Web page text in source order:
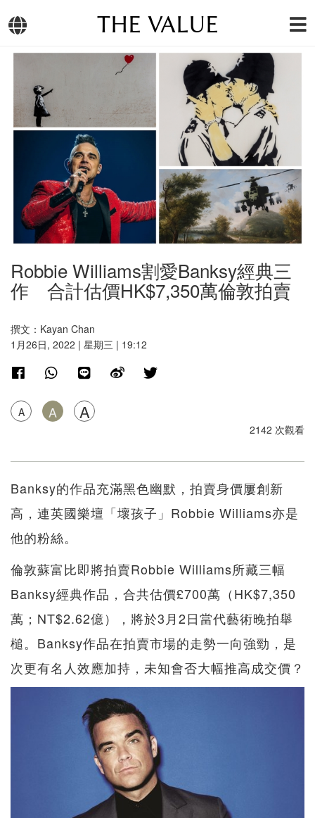
THE VALUE
Robbie Williams割愛Banksy經典三
作 合計估價HK$7,350萬倫敦拍賣
撰文：Kayan Chan
1月26日, 2022 | 星期三 | 19:12
A A A
2142 次觀看
Banksy的作品充滿黑色幽默，拍賣身價屢創新
高，連英國樂壇「壞孩子」Robbie Williams亦是
他的粉絲。
倫敦蘇富比即將拍賣Robbie Williams所藏三幅
Banksy經典作品，合共估價£700萬（HK$7,350
萬；NT$2.62億），將於3月2日當代藝術晚拍舉
槌。Banksy作品在拍賣市場的走勢一向強勁，是
次更有名人效應加持，未知會否大幅推高成交價？